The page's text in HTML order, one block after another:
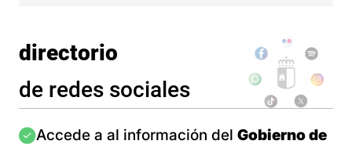
directorio
de redes sociales
Imagen
Accede a al información del Gobierno de